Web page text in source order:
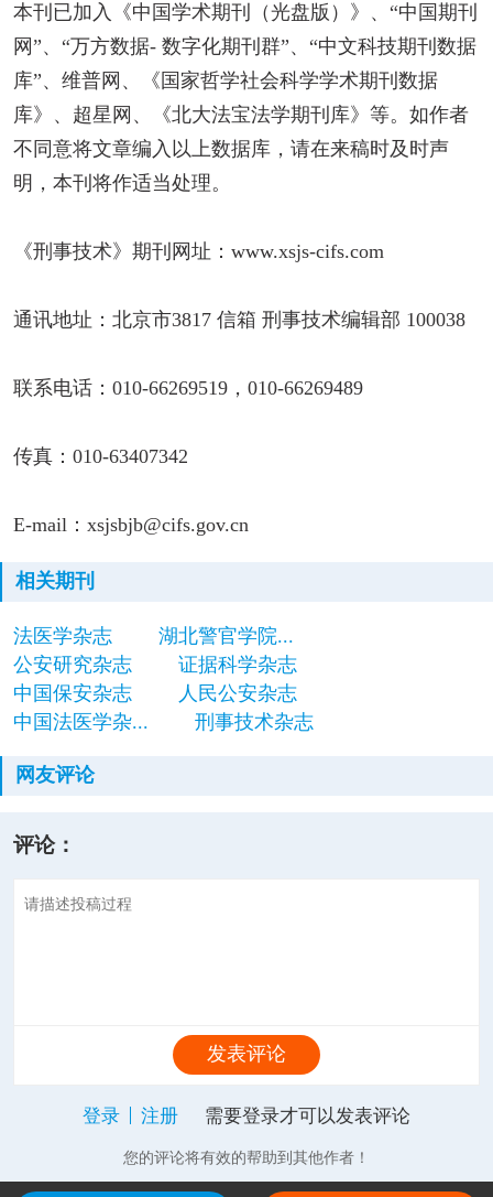
本刊已加入《中国学术期刊（光盘版）》、“中国期刊
网”、“万方数据- 数字化期刊群”、“中文科技期刊数据
库”、维普网、《国家哲学社会科学学术期刊数据
库》、超星网、《北大法宝法学期刊库》等。如作者
不同意将文章编入以上数据库，请在来稿时及时声
明，本刊将作适当处理。
《刑事技术》期刊网址：www.xsjs-cifs.com
通讯地址：北京市3817 信箱 刑事技术编辑部 100038
联系电话：010-66269519，010-66269489
传真：010-63407342
E-mail：xsjsbjb@cifs.gov.cn
相关期刊
法医学杂志
湖北警官学院...
公安研究杂志
证据科学杂志
中国保安杂志
人民公安杂志
中国法医学杂...
刑事技术杂志
网友评论
评论：
发表评论
登录 注册 需要登录才可以发表评论
您的评论将有效的帮助到其他作者！